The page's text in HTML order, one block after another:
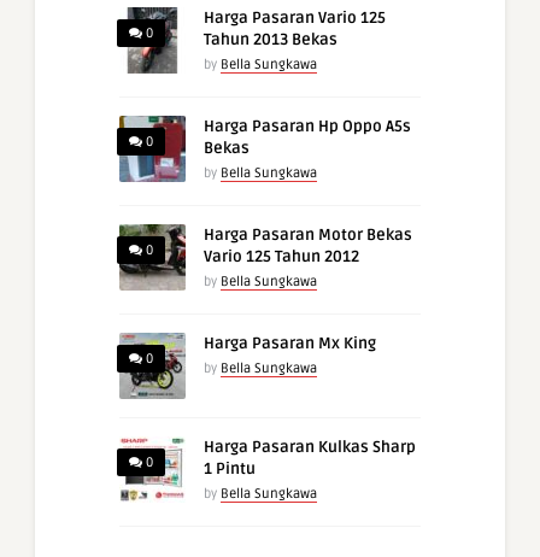
0
Harga Pasaran Vario 125
Tahun 2013 Bekas
by Bella Sungkawa
0
Harga Pasaran Hp Oppo A5s
Bekas
by Bella Sungkawa
0
Harga Pasaran Motor Bekas
Vario 125 Tahun 2012
by Bella Sungkawa
0
Harga Pasaran Mx King
by Bella Sungkawa
0
Harga Pasaran Kulkas Sharp
1 Pintu
by Bella Sungkawa